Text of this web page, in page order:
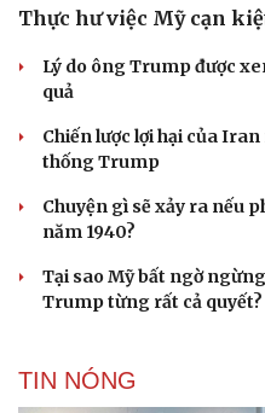
Du lịch
Thực hư việc Mỹ cạn
Lý do ông Trump được
quả
Chiến lược lợi hại của
thống Trump
Chuyện gì sẽ xảy ra nếu
năm 1940?
Tại sao Mỹ bất ngờ
Trump từng rất cả quyết?
TIN NÓNG